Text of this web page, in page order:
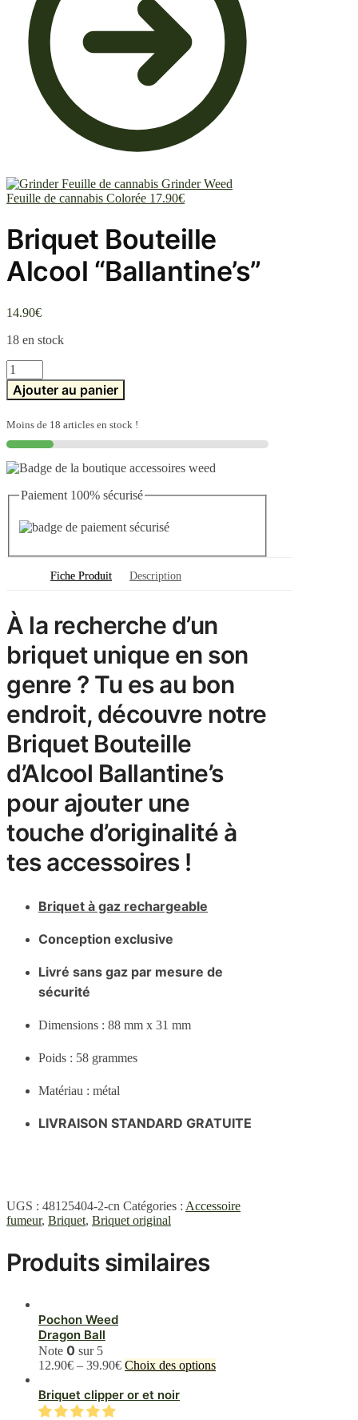
Grinder Weed
Feuille de cannabis Colorée 17.90€
Briquet Bouteille
Alcool “Ballantine’s”
14.90€
18 en stock
quantité
de
Briquet
Alcool
"Ballantine's"
Ajouter au panier
Moins de 18 articles en stock !
Paiement 100% sécurisé
Fiche Produit Description
À la recherche d’un
briquet unique en son
genre ? Tu es au bon
endroit, découvre notre
Briquet Bouteille
d’Alcool Ballantine’s
pour ajouter une
touche d’originalité à
tes accessoires !
Briquet à gaz rechargeable
Conception exclusive
Livré sans gaz par mesure de
sécurité
Dimensions : 88 mm x 31 mm
Poids : 58 grammes
Matériau : métal
LIVRAISON STANDARD GRATUITE
UGS : 48125404-2-cn Catégories : Accessoire
fumeur, Briquet, Briquet original
Produits similaires
Pochon Weed
Dragon Ball
Note 0 sur 5
12.90€ – 39.90€ Choix des optionsCe
Briquet clipper or et noir